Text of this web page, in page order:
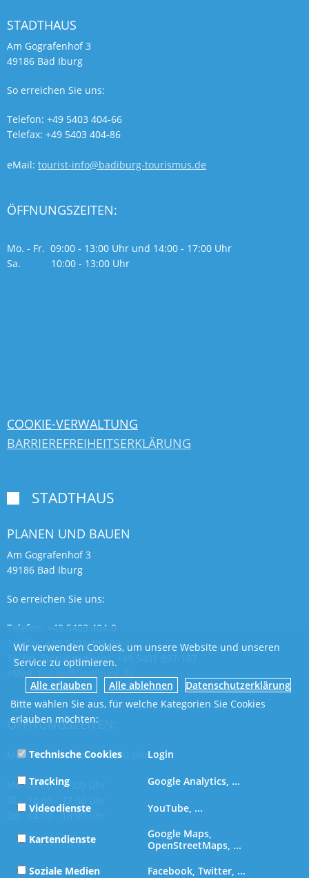
STADTHAUS
Am Gografenhof 3
49186 Bad Iburg
So erreichen Sie uns:
Telefon: +49 5403 404-66
Telefax: +49 5403 404-86
eMail: tourist-info@badiburg-tourismus.de
ÖFFNUNGSZEITEN:
Mo. - Fr. 09:00 - 13:00 Uhr und 14:00 - 17:00 Uhr
Sa. 10:00 - 13:00 Uhr
COOKIE-VERWALTUNG
BARRIEREFREIHEITSERKLÄRUNG
STADTHAUS
PLANEN UND BAUEN
Am Gografenhof 3
49186 Bad Iburg
So erreichen Sie uns:
Telefon: +49 5403 404-0
Telefax: +49 5403 404-99
Techn. Störungsdienst: +49 5401 897-107
ÖFFNUNGSZEITEN:
Mo. - Fr. 08:30 Uhr - 12:00 Uhr
Mo. 14:00 - 17:00 Uhr
Di. 14:00 - 17:00 Uhr
Do. 14:00 - 18:00 Uhr
Wir verwenden Cookies, um unsere Website und unseren
Service zu optimieren.
Datenschutzerklärung
Bitte wählen Sie aus, für welche Kategorien Sie Cookies
erlauben möchten:
Technische Cookies Login
Tracking Google Analytics, ...
Videodienste YouTube, ...
Kartendienste
Google Maps,
OpenStreetMaps, ...
Soziale Medien
Facebook, Twitter, ...